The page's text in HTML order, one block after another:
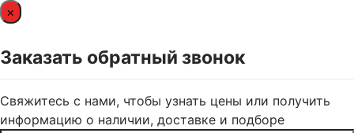
×
Заказать обратный звонок
Свяжитесь с нами, чтобы узнать цены или получить
информацию о наличии, доставке и подборе